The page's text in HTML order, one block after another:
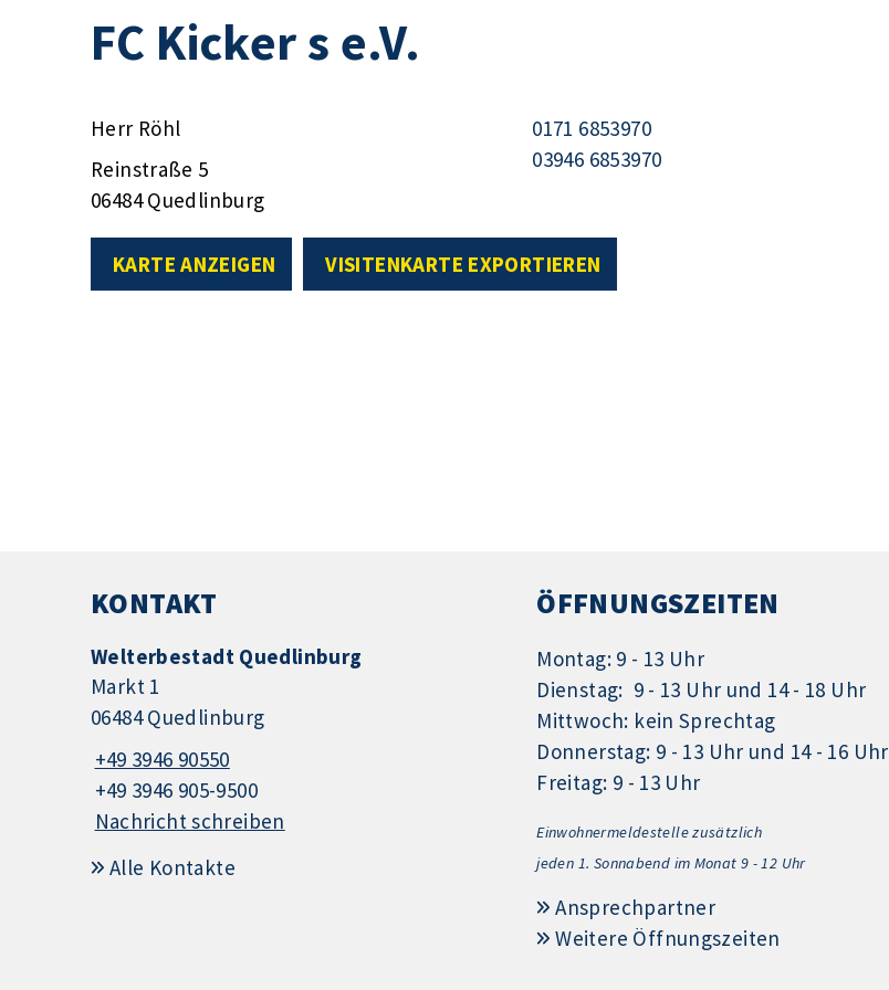
FC Kicker s e.V.
Herr Röhl
Reinstraße 5
06484 Quedlinburg
0171 6853970
03946 6853970
KARTE ANZEIGEN VISITENKARTE EXPORTIEREN
KONTAKT
Welterbestadt Quedlinburg
Markt 1
06484 Quedlinburg
+49 3946 90550
+49 3946 905-9500
Nachricht schreiben
Alle Kontakte
ÖFFNUNGSZEITEN
Montag: 9 - 13 Uhr
Dienstag: 9 - 13 Uhr und 14 - 18 Uhr
Mittwoch: kein Sprechtag
Donnerstag: 9 - 13 Uhr und 14 - 16 Uhr
Freitag: 9 - 13 Uhr
Einwohnermeldestelle zusätzlich
jeden 1. Sonnabend im Monat 9 - 12 Uhr
Ansprechpartner
Weitere Öffnungszeiten